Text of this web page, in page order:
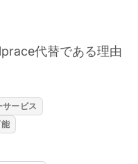
代替である理由
ービス